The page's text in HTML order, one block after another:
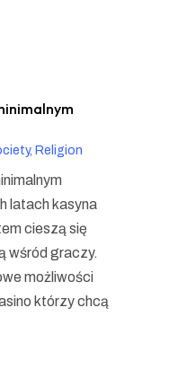
Religion
latach kasyna
cieszą się
wśród graczy.
możliwości
którzy chcą